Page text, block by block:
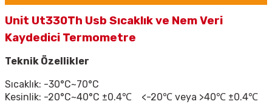
Unit Ut330Th Usb Sıcaklık ve Nem Veri
Kaydedici Termometre
Teknik Özellikler
Sıcaklık: -30°C~70°C
Kesinlik: -20°C~40°C ±0.4℃ <-20℃ veya >40℃ ±0.4℃